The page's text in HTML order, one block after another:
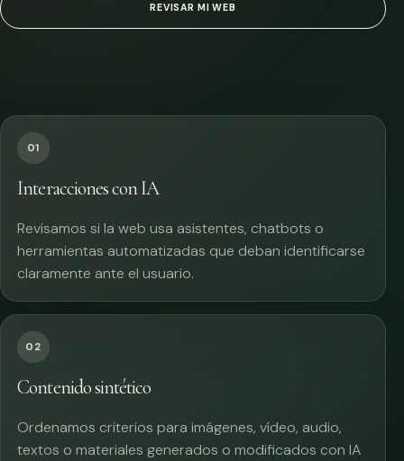
REVISAR MI WEB
01
Interacciones con IA
Revisamos si la web usa asistentes, chatbots o
herramientas automatizadas que deban identificarse
claramente ante el usuario.
02
Contenido sintético
Ordenamos criterios para imágenes, vídeo, audio,
textos o materiales generados o modificados con IA